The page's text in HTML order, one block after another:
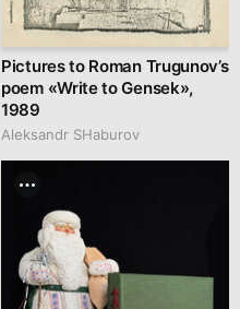
Pictures to Roman Trugunov’s
poem «Write to Gensek»,
1989
Аleksandr SHaburov